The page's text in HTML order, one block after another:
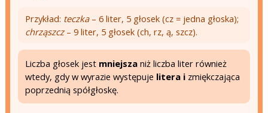
Przykład: teczka– 6 liter, 5 głosek (cz = jedna głoska);
chrząszcz– 9 liter, 5 głosek (ch, rz, ą, szcz).
Liczba głosek jest mniejsza niż liczba liter również
wtedy, gdy w wyrazie występuje litera i zmiękczająca
poprzednią spółgłoskę.